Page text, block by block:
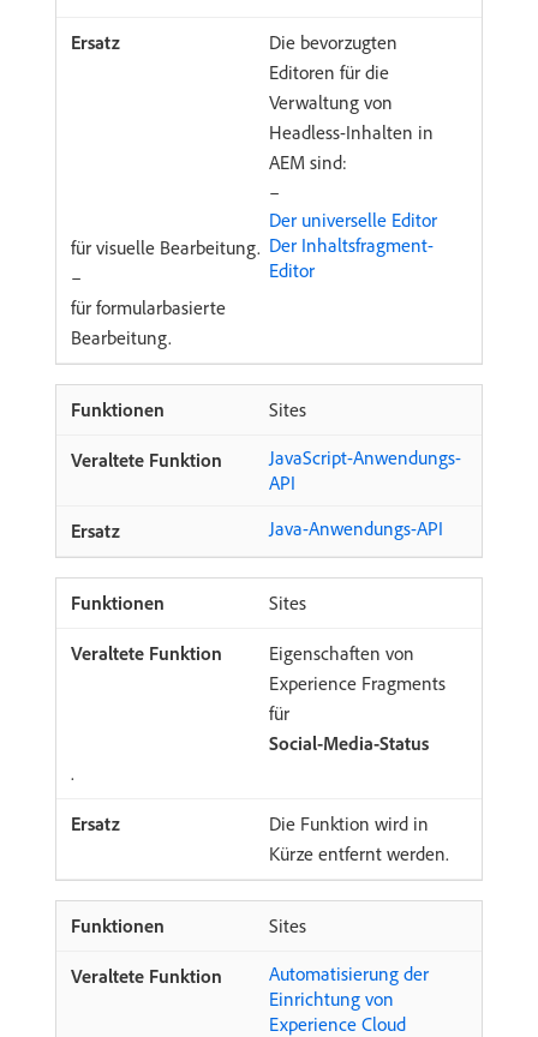
Die bevorzugten
Editoren für die
Verwaltung von
Headless-Inhalten in
AEM sind:
–
Der universelle Editor
für visuelle Bearbeitung.
–
Der Inhaltsfragment-
Editor
für formularbasierte
Bearbeitung.
Sites
JavaScript-Anwendungs-
API
Java-Anwendungs-API
Sites
Eigenschaften von
Experience Fragments
für
Social-Media-Status
.
Die Funktion wird in
Kürze entfernt werden.
Sites
Automatisierung der
Einrichtung von
Experience Cloud